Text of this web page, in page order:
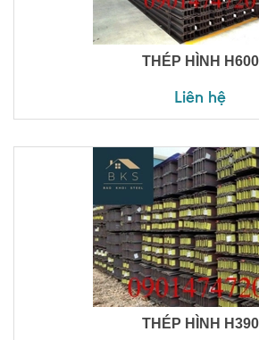
THÉP HÌNH H600
Liên hệ
THÉP HÌNH H390